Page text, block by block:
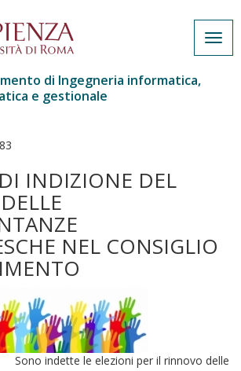
di Ingegneria informatica,
e gestionale
INDIZIONE DEL
NEL CONSIGLIO
Sono indette le elezioni per il rinnovo delle